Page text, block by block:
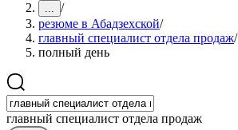
... /
резюме в Абадзехской/
главный специалист отдела продаж/
полный день
главный специалист отдела продаж